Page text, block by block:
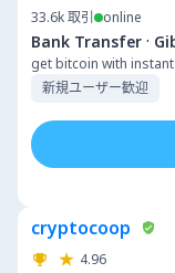
33.6k取引 online
Bank Transfer ·
get bitcoin with
新規ユーザー歓迎
cryptocoop
4.96